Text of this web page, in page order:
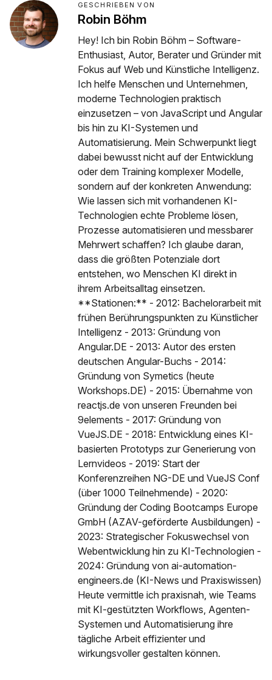
GESCHRIEBEN VON
Robin Böhm
Hey! Ich bin Robin Böhm – Software-
Enthusiast, Autor, Berater und Gründer mit
Fokus auf Web und Künstliche Intelligenz.
Ich helfe Menschen und Unternehmen,
moderne Technologien praktisch
einzusetzen – von JavaScript und Angular
bis hin zu KI-Systemen und
Automatisierung. Mein Schwerpunkt liegt
dabei bewusst nicht auf der Entwicklung
oder dem Training komplexer Modelle,
sondern auf der konkreten Anwendung:
Wie lassen sich mit vorhandenen KI-
Technologien echte Probleme lösen,
Prozesse automatisieren und messbarer
Mehrwert schaffen? Ich glaube daran,
dass die größten Potenziale dort
entstehen, wo Menschen KI direkt in
ihrem Arbeitsalltag einsetzen.
**Stationen:** - 2012: Bachelorarbeit mit
frühen Berührungspunkten zu Künstlicher
Intelligenz - 2013: Gründung von
Angular.DE - 2013: Autor des ersten
deutschen Angular-Buchs - 2014:
Gründung von Symetics (heute
Workshops.DE) - 2015: Übernahme von
reactjs.de von unseren Freunden bei
9elements - 2017: Gründung von
VueJS.DE - 2018: Entwicklung eines KI-
basierten Prototyps zur Generierung von
Lernvideos - 2019: Start der
Konferenzreihen NG-DE und VueJS Conf
(über 1000 Teilnehmende) - 2020:
Gründung der Coding Bootcamps Europe
GmbH (AZAV-geförderte Ausbildungen) -
2023: Strategischer Fokuswechsel von
Webentwicklung hin zu KI-Technologien -
2024: Gründung von ai-automation-
engineers.de (KI-News und Praxiswissen)
Heute vermittle ich praxisnah, wie Teams
mit KI-gestützten Workflows, Agenten-
Systemen und Automatisierung ihre
tägliche Arbeit effizienter und
wirkungsvoller gestalten können.